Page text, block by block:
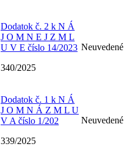
Dodatok č. 2 k N Á
J O M N E J Z M L
U V E číslo 14/2023
340/2025
Neuvedené
Dodatok č. 1 k N Á
J O M N Á Z M L U
V A číslo 1/202
339/2025
Neuvedené